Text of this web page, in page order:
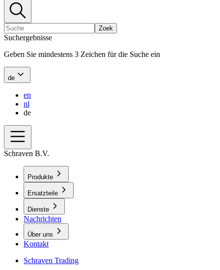
Zoek
Suchergebnisse
Geben Sie mindestens 3 Zeichen für die Suche ein
de
en
nl
de
Schraven B.V.
Produkte
Ersatzteile
Dienste
Nachrichten
Über uns
Kontakt
Schraven Trading